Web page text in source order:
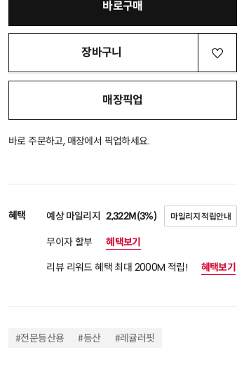
바로구매
장바구니
매장픽업
바로 주문하고, 매장에서 픽업하세요.
혜택 예상 마일리지 2,322M(3%) 마일리지 적립안내
무이자 할부
혜택보기
리뷰 리워드 혜택 최대 2000M 적립!
혜택보기
#전문등산용 #등산 #레귤러핏